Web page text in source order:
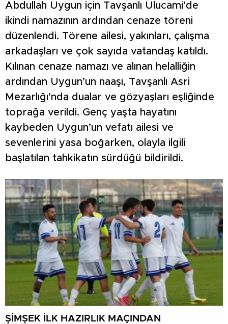
Abdullah Uygun için Tavşanlı Ulucami’de
ikindi namazının ardından cenaze töreni
düzenlendi. Törene ailesi, yakınları, çalışma
arkadaşları ve çok sayıda vatandaş katıldı.
Kılınan cenaze namazı ve alınan helalliğin
ardından Uygun’un naaşı, Tavşanlı Asri
Mezarlığı’nda dualar ve gözyaşları eşliğinde
toprağa verildi. Genç yaşta hayatını
kaybeden Uygun’un vefatı ailesi ve
sevenlerini yasa boğarken, olayla ilgili
başlatılan tahkikatın sürdüğü bildirildi.
ŞİMŞEK İLK HAZIRLIK MAÇINDAN